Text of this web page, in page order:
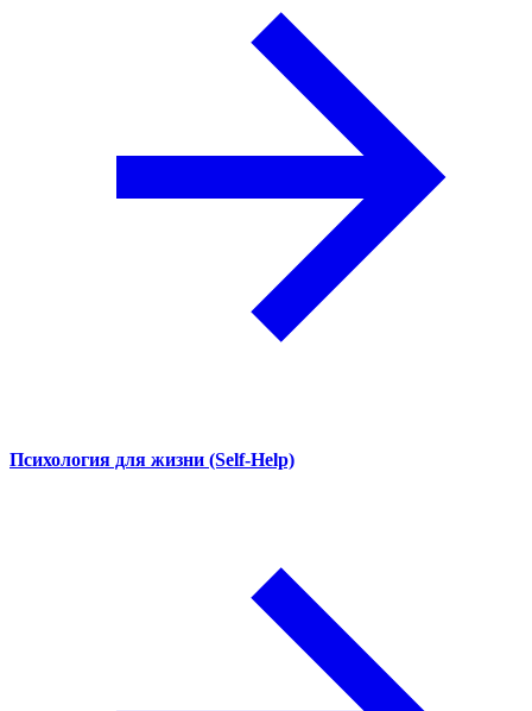
Психология для жизни (Self-Help)